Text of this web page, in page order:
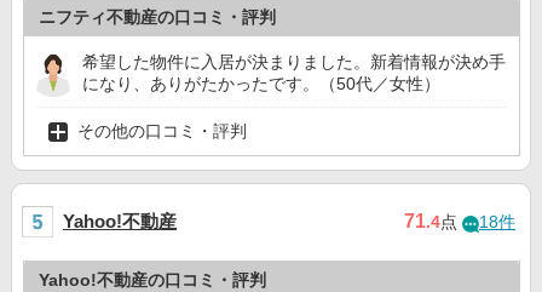
ニフティ不動産の口コミ・評判
希望した物件に入居が決まりました。新着情報が決め手
になり、ありがたかったです。（50代／女性）
その他の口コミ・評判
Yahoo!不動産 71.4点 18件
Yahoo!不動産の口コミ・評判